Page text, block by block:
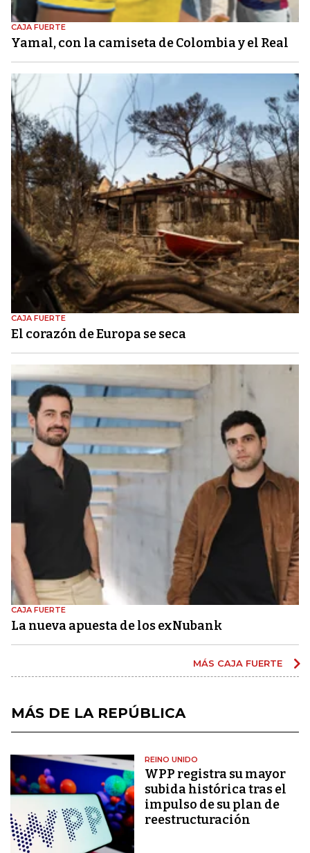
CAJA FUERTE
Yamal, con la camiseta de Colombia y el Real
CAJA FUERTE
El corazón de Europa se seca
CAJA FUERTE
La nueva apuesta de los exNubank
MÁS CAJA FUERTE
MÁS DE LA REPÚBLICA
REINO UNIDO
WPP registra su mayor
subida histórica tras el
impulso de su plan de
reestructuración